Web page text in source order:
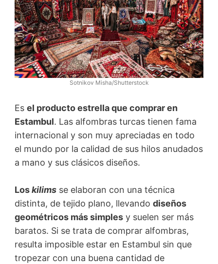
Sotnikov Misha/Shutterstock
Es el producto estrella que comprar en
Estambul. Las alfombras turcas tienen fama
internacional y son muy apreciadas en todo
el mundo por la calidad de sus hilos anudados
a mano y sus clásicos diseños.
Loskilims se elaboran con una técnica
distinta, de tejido plano, llevando diseños
geométricos más simples y suelen ser más
baratos. Si se trata de comprar alfombras,
resulta imposible estar en Estambul sin que
tropezar con una buena cantidad de